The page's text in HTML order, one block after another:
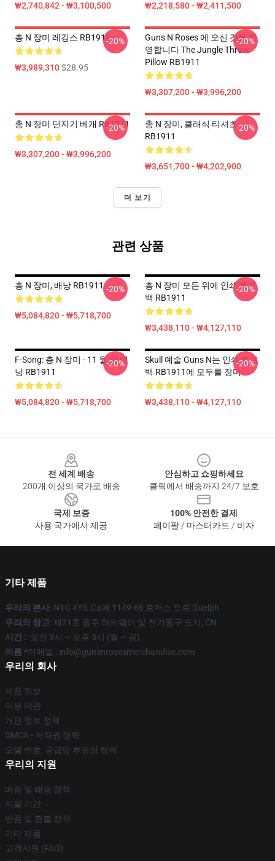
₩2,740,842 - ₩3,100,500 ₩2,218,580 - ₩2,411,500
총 N 장미 레깅스 RB1911
₩3,989,310$28.95
-20%
Guns N Roses 에 오신 것을 환
영합니다 The Jungle Throw
Pillow RB1911
₩3,307,200 - ₩3,996,200
-20%
총 N 장미 던지기 베개 RB1911
₩3,307,200 - ₩3,996,200
-20%
총 N 장미, 클래식 티셔츠
RB1911
₩3,651,700 - ₩4,202,900
-20%
더 보기
관련 상품
총 N 장미, 배낭 RB1911
₩5,084,820 - ₩5,718,700
-20%
총 N 장미 모든 위에 인쇄 토트
백 RB1911
₩3,438,110 - ₩4,127,110
-20%
F-Song: 총 N 장미 - 11 월 비 배
낭 RB1911
₩5,084,820 - ₩5,718,700
-20%
Skull 예술 Guns N는 인쇄 토트
백 RB1911에 모두를 장미
₩3,438,110 - ₩4,127,110
-20%
전 세계 배송
200개 이상의 국가로 배송
안심하고 쇼핑하세요
클릭에서 배송까지 24/7 보호
국제 보증
사용 국가에서 제공
100% 안전한 결제
페이팔 / 마스터카드 / 비자
기타 제품
우리의 본사: N1G 4Y5, Ca에 1149-66 로저스 도로 Guelph
우리의 창고: 제21호 동주 하드웨어 및 전기동구 도시, CN
시간 :: 오전 9시 ~ 오후 5시 (월 ~ 금)
이름 *이메일 : info@gunsnrosesmerchandise.com
우리의 회사
제품 정보
이용 약관
개인 정보 정책
DMCA - 저작권 정책
모델 번호: 공급망 투명성 행위
우리의 지원
배송 및 배송 정책
지불 기간
반품 및 환불 정책
기타 제품
고객지원 (FAQ)